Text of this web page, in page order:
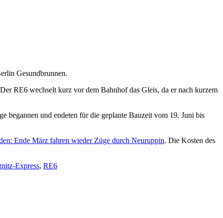
Gesundbrunnen.
RE6 wechselt kurz vor dem Bahnhof das Gleis, da er nach kurzem
begannen und endeten für die geplante Bauzeit vom 19. Juni bis
Ende März fahren wieder Züge durch Neuruppin. Die Kosten des
Express, RE6